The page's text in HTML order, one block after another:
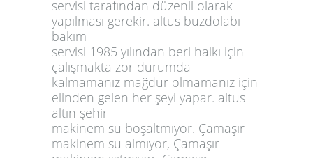
servisi tarafından düzenli olarak
yapılması gerekir. altus buzdolabı
bakım
servisi 1985 yılından beri halkı için
çalışmakta zor durumda
kalmamanız mağdur olmamanız için
elinden gelen her şeyi yapar. altus
altın şehir
makinem su boşaltmıyor. Çamaşır
makinem su almıyor, Çamaşır